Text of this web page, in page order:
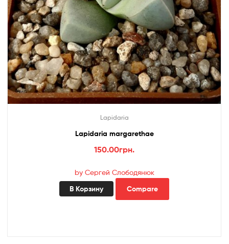
Lapidaria
Lapidaria margarethae
150.00грн.
by Сергей Слободянюк
В Корзину Compare